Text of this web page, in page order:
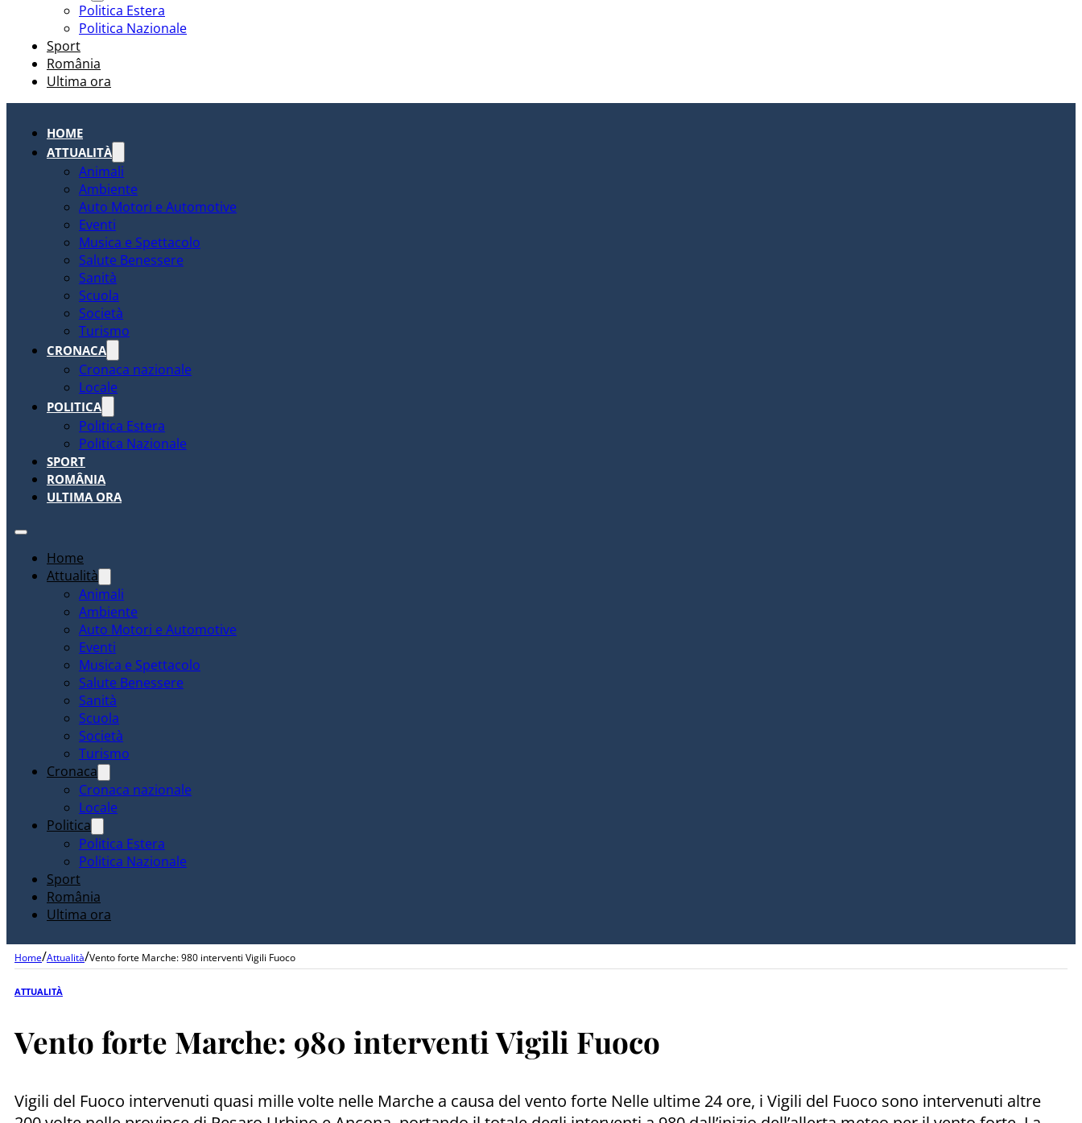
Politica Estera
Politica Nazionale
Sport
România
Ultima ora
HOME
ATTUALITÀ
Animali
Ambiente
Auto Motori e Automotive
Eventi
Musica e Spettacolo
Salute Benessere
Sanità
Scuola
Società
Turismo
CRONACA
Cronaca nazionale
Locale
POLITICA
Politica Estera
Politica Nazionale
SPORT
ROMÂNIA
ULTIMA ORA
Home
Attualità
Animali
Ambiente
Auto Motori e Automotive
Eventi
Musica e Spettacolo
Salute Benessere
Sanità
Scuola
Società
Turismo
Cronaca
Cronaca nazionale
Locale
Politica
Politica Estera
Politica Nazionale
Sport
România
Ultima ora
Home/Attualità/Vento forte Marche: 980 interventi Vigili Fuoco
ATTUALITÀ
Vento forte Marche: 980 interventi Vigili Fuoco
Vigili del Fuoco intervenuti quasi mille volte nelle Marche a causa del vento forte Nelle ultime 24 ore, i Vigili del Fuoco sono intervenuti altre